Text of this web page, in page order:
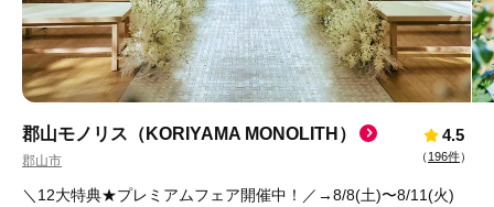
郡山モノリス（KORIYAMA MONOLITH）
郡山市
4.5
（ 196件）
＼12大特典★プレミアムフェア開催中！／→8/8(土)〜8/11(火)